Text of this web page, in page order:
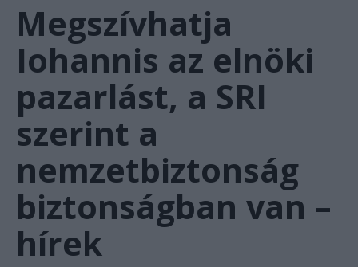
Megszívhatja
Iohannis az elnöki
pazarlást, a SRI
szerint a
nemzetbiztonság
biztonságban van –
hírek